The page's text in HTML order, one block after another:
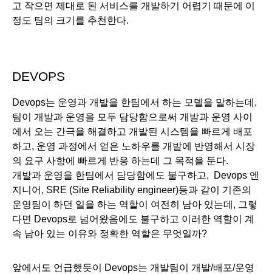
고 작으면 제대로 된 서비스를 개발하기 어렵기 때문에 이
정도 팀의 크기를 추천한다.
DEVOPS
Devops는 운영과 개발을 한팀에서 하는 모델을 말하는데,
팀이 개발과 운영을 모두 담당함으로써 개발과 운영 사이
에서 오는 간극을 해결하고 개발된 시스템을 빠르게 배포
하고, 운영 과정에서 얻은 노하우를 개발에 반영해서 시장
의 요구 사항에 빠르게 반응 하는데 그 목적을 둔다.
개발과 운영을 한팀에서 담당함에도 불구하고,  Devops 엔
지니어, SRE (Site Reliability engineer)등과 같이 기존의
운영팀이 하던 일을 하는 역할이 여전히 남아 있는데, 그렇
다면 Devops로 넘어왔음에도 불구하고 이러한 역할이 계
속 남아 있는 이유와 정확한 역할은 무엇일까?
앞에서도 언급했듯이 Devops는 개발팀이 개발/배포/운영